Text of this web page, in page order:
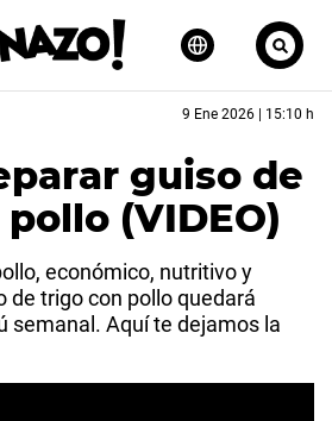
9 Ene 2026 | 15:10 h
guiso de
(VIDEO)
económico, nutritivo y
de trigo con pollo quedará
semanal. Aquí te dejamos la